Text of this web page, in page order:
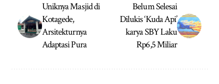
Uniknya Masjid di
Kotagede,
Arsitekturnya
Adaptasi Pura
Belum Selesai
Dilukis ‘Kuda Api’
karya SBY Laku
Rp6,5 Miliar